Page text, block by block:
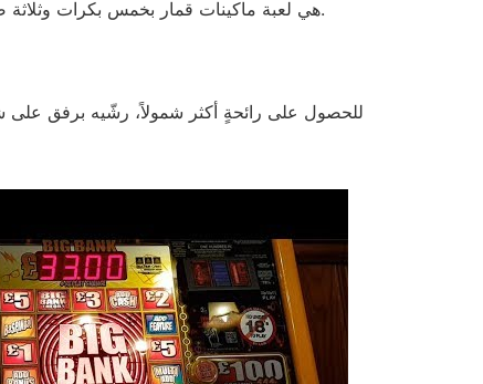
بها، وموقع البوكر والبنغو، أدوات لعب مسؤولة ودعمًا شخصيًا. Geisha Harbors هي لعبة ماكينات قمار بخمس بكرات وثلاثة صفوف، مع خمسة وعشرين خط دفع جزئي.
للحصول على رائحةٍ أكثر شمولاً، رشّيه برفق